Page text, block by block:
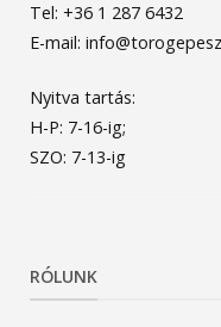
Tel: +36 1 287 6432
E-mail:
Nyitva tartás:
H-P: 7-16-ig;
SZO: 7-13-ig
RÓLUNK